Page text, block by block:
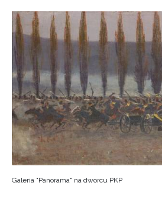
Galeria "Panorama" na dworcu PKP